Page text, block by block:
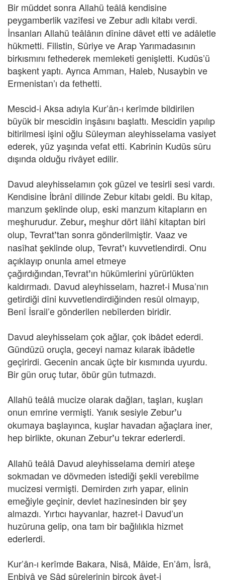
Bir müddet sonra Allahü teâlâ kendisine
peygamberlik vazîfesi veZebur adlı kitabı verdi.
İnsanları Allahü teâlânın dînine dâvet etti ve adâletle
hükmetti. Filistin, Sûriye ve Arap Yarımadasının
birkısmını fethederek memleketi genişletti. Kudüs’ü
başkent yaptı. Ayrıca Amman, Haleb, Nusaybin ve
Ermenistan’ı da fethetti.
Mescid-i Aksa adıyla Kur’ân-ı kerîmde bildirilen
büyük bir mescidin inşâsını başlattı. Mescidin yapılıp
bitirilmesi işini oğlu Süleyman aleyhisselama vasiyet
ederek, yüz yaşında vefat etti. Kabrinin Kudüs sûru
dışında olduğu rivâyet edilir.
Davud aleyhisselamın çok güzel ve tesirli sesi vardı.
Kendisine İbrânî dilinde Zebur kitabı geldi. Bu kitap,
manzum şeklinde olup, eski manzum kitapların en
meşhurudur. Zebur, meşhur dört ilâhî kitaptan biri
olup, Tevrat’tan sonra gönderilmiştir. Vaaz ve
nasîhat şeklinde olup, Tevrat’ı kuvvetlendirdi. Onu
açıklayıp onunla amel etmeye
çağırdığından,Tevrat’ın hükümlerini yürürlükten
kaldırmadı. Davud aleyhisselam, hazret-i Musa’nın
getirdiği dîni kuvvetlendirdiğinden resûl olmayıp,
Benî İsrail’e gönderilen nebîlerden biridir.
Davud aleyhisselam çok ağlar, çok ibâdet ederdi.
Gündüzü oruçla, geceyi namaz kılarak ibâdetle
geçirirdi. Gecenin ancak üçte bir kısmında uyurdu.
Bir gün oruç tutar, öbür gün tutmazdı.
Allahü teâlâ mucize olarak dağları, taşları, kuşları
onun emrine vermişti. Yanık sesiyle Zebur’u
okumaya başlayınca, kuşlar havadan ağaçlara iner,
hep birlikte, okunan Zebur’u tekrar ederlerdi.
Allahü teâlâ Davud aleyhisselama demiri ateşe
sokmadan ve dövmeden istediği şekli verebilme
mucizesi vermişti. Demirden zırh yapar, elinin
emeğiyle geçinir, devlet hazînesinden bir şey
almazdı. Yırtıcı hayvanlar, hazret-i Davud’un
huzûruna gelip, ona tam bir bağlılıkla hizmet
ederlerdi.
Kur’ân-ı kerîmde Bakara, Nisâ, Mâide, En’âm, İsrâ,
Enbiyâ ve Sâd sûrelerinin birçok âyet-i